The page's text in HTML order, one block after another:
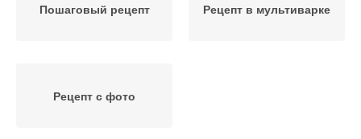
Пошаговый рецепт Рецепт в мультиварке
Рецепт с фото